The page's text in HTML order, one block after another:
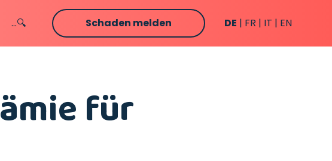
...🔍 Schaden melden DE FR IT EN
für